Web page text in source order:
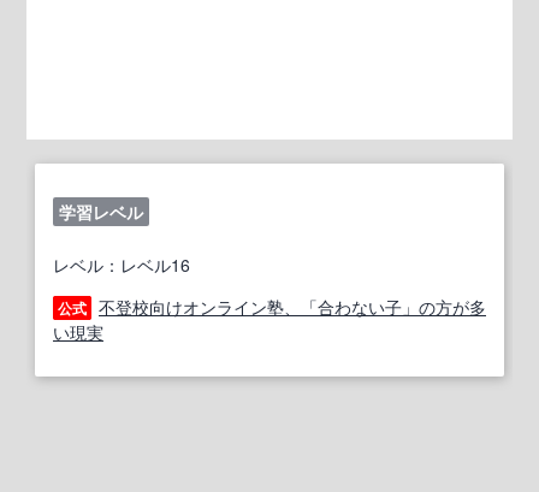
学習レベル
レベル：レベル16
公式 不登校向けオンライン塾、「合わない子」の方が多
い現実